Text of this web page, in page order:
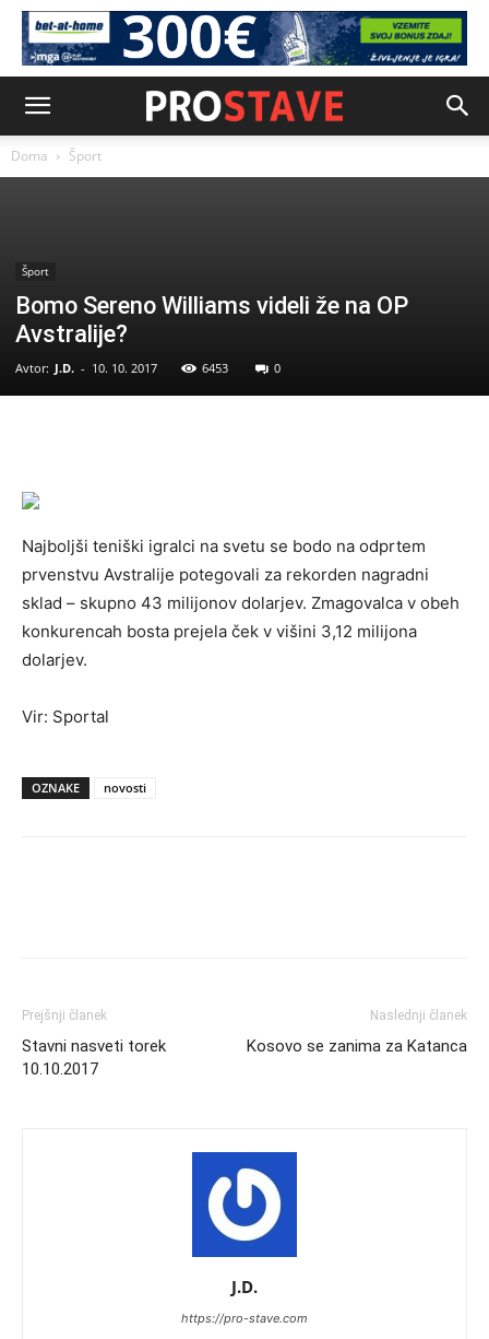
Doma Šport
Šport
Bomo Sereno Williams videli že na OP
Avstralije?
Avtor: J.D. - 10. 10. 2017 6453 0
Najboljši teniški igralci na svetu se bodo na odprtem
prvenstvu Avstralije potegovali za rekorden nagradni
sklad – skupno 43 milijonov dolarjev. Zmagovalca v obeh
konkurencah bosta prejela ček v višini 3,12 milijona
dolarjev.
Vir: Sportal
OZNAKE novosti
Prejšnji članek
Stavni nasveti torek
10.10.2017
Naslednji članek
Kosovo se zanima za Katanca
J.D.
https://pro-stave.com